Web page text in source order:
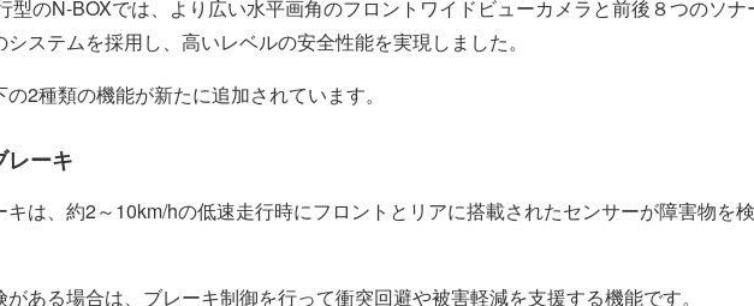
型のN-BOXでは、より広い水平画角のフロントワイドビューカメラと前後８つのソナ
ステムを採用し、高いレベルの安全性能を実現しました。
2種類の機能が新たに追加されています。
レーキ
は、約2～10km/hの低速走行時にフロントとリアに搭載されたセンサーが障害物を
ある場合は、ブレーキ制御を行って衝突回避や被害軽減を支援する機能です。